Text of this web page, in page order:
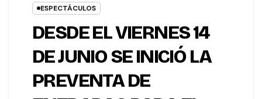
ESPECTÁCULOS
DESDE EL VIERNES 14
DE JUNIO SE INICIÓ LA
PREVENTA DE